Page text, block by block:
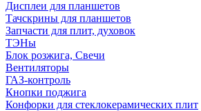
Дисплеи для планшетов
Тачскрины для планшетов
Запчасти для плит, духовок
ТЭНы
Блок розжига, Свечи
Вентиляторы
ГАЗ-контроль
Кнопки поджига
Конфорки для стеклокерамических плит